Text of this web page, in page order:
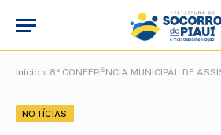
Início » 8ª CONFERÊNCIA MUNICIPAL DE
NOTÍCIAS